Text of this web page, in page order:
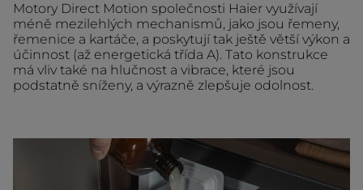
Motory Direct Motion společnosti Haier využívají
méně mezilehlých mechanismů, jako jsou řemeny,
řemenice a kartáče, a poskytují tak ještě větší výkon a
účinnost (až energetická třída A). Tato konstrukce
má vliv také na hlučnost a vibrace, které jsou
podstatně sníženy, a výrazně zlepšuje odolnost.